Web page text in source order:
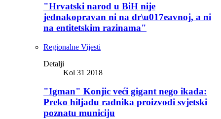
"Hrvatski narod u BiH nije
jednakopravan ni na dr\u017eavnoj, a ni
na entitetskim razinama"
Regionalne Vijesti
Detalji
Kol 31 2018
"Igman" Konjic veći gigant nego ikada:
Preko hiljadu radnika proizvodi svjetski
poznatu municiju